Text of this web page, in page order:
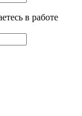
в работе